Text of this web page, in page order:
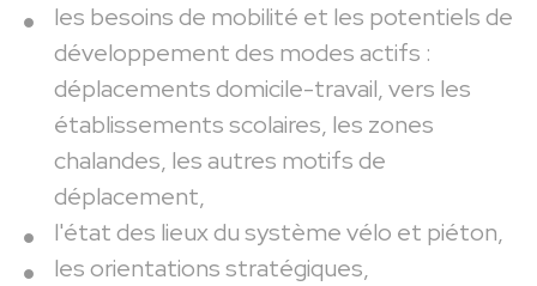
les besoins de mobilité et les potentiels de
développement des modes actifs :
déplacements domicile-travail, vers les
établissements scolaires, les zones
chalandes, les autres motifs de
déplacement,
l'état des lieux du système vélo et piéton,
les orientations stratégiques,